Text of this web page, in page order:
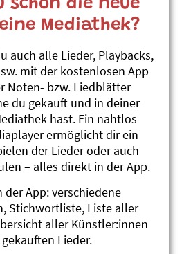
#Hoffnung #Schiff #Ufo
#Weltraum
#Fremd
Bond
#Ufo #Zug #Träume
#Raumschiff #Fahrzeuge
schon die neue
Mediathek?
auch alle Lieder, Playbacks,
mit der kostenlosen App
Noten- bzw. Liedblätter
du gekauft und in deiner
hast. Ein nahtlos
ermöglicht dir ein
der Lieder oder auch
– alles direkt in der App.
der App: verschiedene
Stichwortliste, Liste aller
aller Künstler:innen
Lieder.